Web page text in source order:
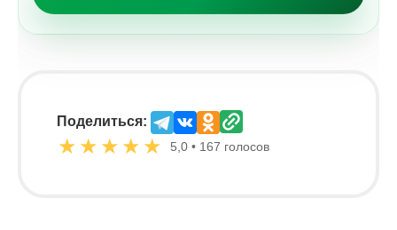
Поделиться:
★ ★ ★ ★ ★ 5,0 • 167 голосов